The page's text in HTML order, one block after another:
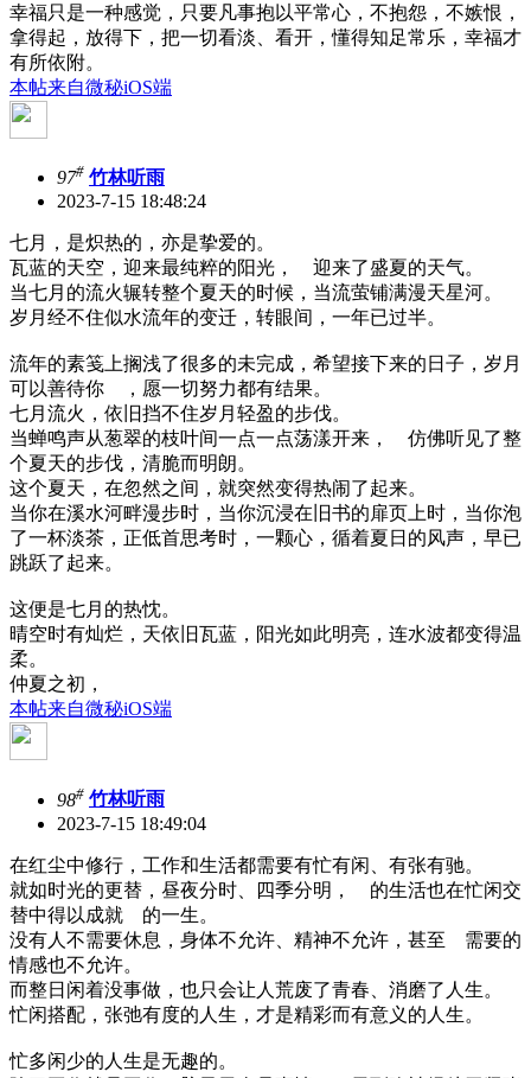
幸福只是一种感觉，只要凡事抱以平常心，不抱怨，不嫉恨，
拿得起，放得下，把一切看淡、看开，懂得知足常乐，幸福才
有所依附。
本帖来自微秘iOS端
97# 竹林听雨
2023-7-15 18:48:24
七月，是炽热的，亦是挚爱的。
瓦蓝的天空，迎来最纯粹的阳光， 迎来了盛夏的天气。
当七月的流火辗转整个夏天的时候，当流萤铺满漫天星河。
岁月经不住似水流年的变迁，转眼间，一年已过半。
流年的素笺上搁浅了很多的未完成，希望接下来的日子，岁月
可以善待你 ，愿一切努力都有结果。
七月流火，依旧挡不住岁月轻盈的步伐。
当蝉鸣声从葱翠的枝叶间一点一点荡漾开来， 仿佛听见了整
个夏天的步伐，清脆而明朗。
这个夏天，在忽然之间，就突然变得热闹了起来。
当你在溪水河畔漫步时，当你沉浸在旧书的扉页上时，当你泡
了一杯淡茶，正低首思考时，一颗心，循着夏日的风声，早已
跳跃了起来。
这便是七月的热忱。
晴空时有灿烂，天依旧瓦蓝，阳光如此明亮，连水波都变得温
柔。
仲夏之初，
本帖来自微秘iOS端
98# 竹林听雨
2023-7-15 18:49:04
在红尘中修行，工作和生活都需要有忙有闲、有张有驰。
就如时光的更替，昼夜分时、四季分明， 的生活也在忙闲交
替中得以成就 的一生。
没有人不需要休息，身体不允许、精神不允许，甚至 需要的
情感也不允许。
而整日闲着没事做，也只会让人荒废了青春、消磨了人生。
忙闲搭配，张弛有度的人生，才是精彩而有意义的人生。
忙多闲少的人生是无趣的。